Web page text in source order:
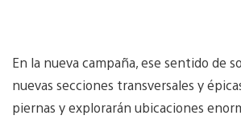
En la nueva campaña, ese sentido de
nuevas secciones transversales y
piernas y explorarán ubicaciones